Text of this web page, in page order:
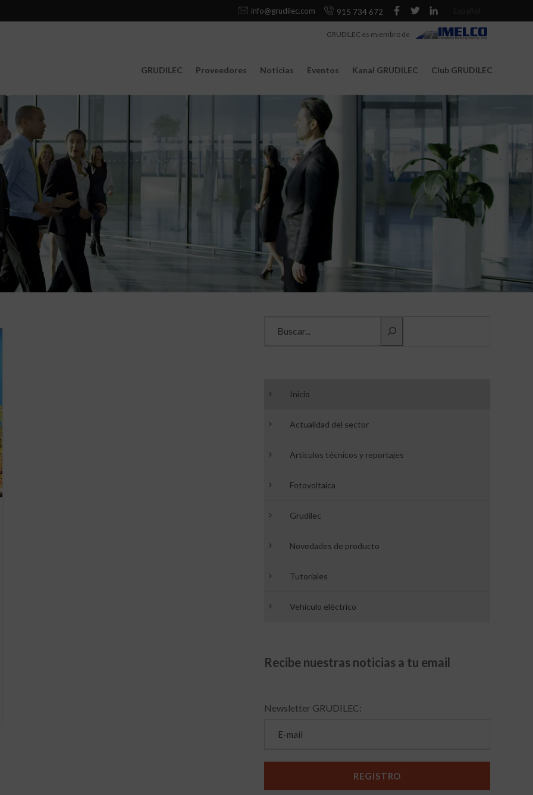
info@grudilec.com 915 734 672
GRUDILEC Proveedores Noticias Eventos Kanal GRUDILEC Club GRUDILEC
GRUDILEC es miembro de
Inicio
Actualidad del sector
Artículos técnicos y reportajes
Fotovoltaica
Grudilec
Novedades de producto
Tutoriales
Vehículo eléctrico
Recibe nuestras noticias a tu email
Newsletter GRUDILEC: